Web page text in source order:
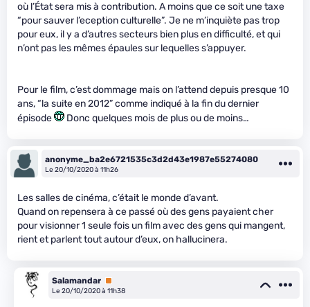
où l’État sera mis à contribution. A moins que ce soit une taxe
“pour sauver l’eception culturelle”. Je ne m’inquiète pas trop
pour eux, il y a d’autres secteurs bien plus en difficulté, et qui
n’ont pas les mêmes épaules sur lequelles s’appuyer.
Pour le film, c’est dommage mais on l’attend depuis presque 10
ans, “la suite en 2012” comme indiqué à la fin du dernier
épisode
Donc quelques mois de plus ou de moins…
anonyme_ba2e6721535c3d2d43e1987e55274080
Le 20/10/2020 à 11h26
Les salles de cinéma, c’était le monde d’avant.
Quand on repensera à ce passé où des gens payaient cher
pour visionner 1 seule fois un film avec des gens qui mangent,
rient et parlent tout autour d’eux, on hallucinera.
Salamandar Premium
Le 20/10/2020 à 11h38